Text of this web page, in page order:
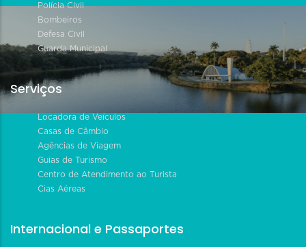
Polícia Civil
Bombeiros
Defesa Civil
Guarda Municipal
Serviços
Locadora de Veículos
Casas de Câmbio
Agências de Viagem
Guias de Turismo
Centro de Atendimento ao Turista
Cias Aéreas
Internacional e Passaportes